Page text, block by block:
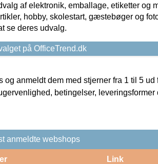
af elektronik, emballage, etiketter og
hobby, skolestart, gæstebøger og
se deres udvalg.
på OfficeTrend.dk
anmeldt dem med stjerner fra 1 til 5 ud
betingelser, leveringsformer
anmeldte webshops
Link